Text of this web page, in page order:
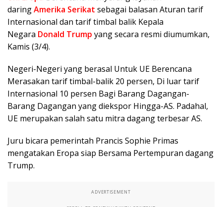
daringAmerika Serikat sebagai balasan Aturan tarif
Internasional dan tarif timbal balik Kepala
Negara Donald Trump yang secara resmi diumumkan,
Kamis (3/4).
Negeri-Negeri yang berasal Untuk UE Berencana
Merasakan tarif timbal-balik 20 persen, Di luar tarif
Internasional 10 persen Bagi Barang Dagangan-
Barang Dagangan yang diekspor Hingga-AS. Padahal,
UE merupakan salah satu mitra dagang terbesar AS.
Juru bicara pemerintah Prancis Sophie Primas
mengatakan Eropa siap Bersama Pertempuran dagang
Trump.
ADVERTISEMENT